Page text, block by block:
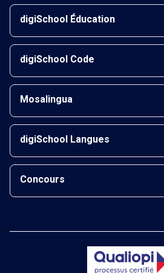
digiSchool Éducation
digiSchool Code
Mosalingua
digiSchool Langues
Concours